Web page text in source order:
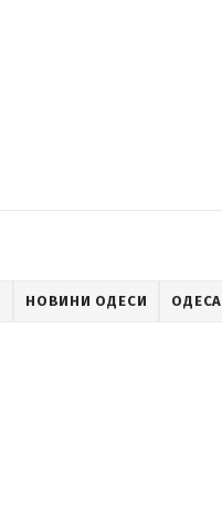
НОВИНИ ОДЕСИ ОДЕСА